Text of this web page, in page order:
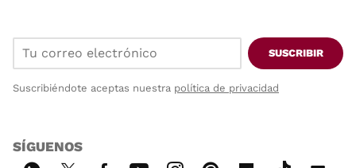
SUSCRIBIR
Suscribiéndote aceptas nuestra política de privacidad
SÍGUENOS